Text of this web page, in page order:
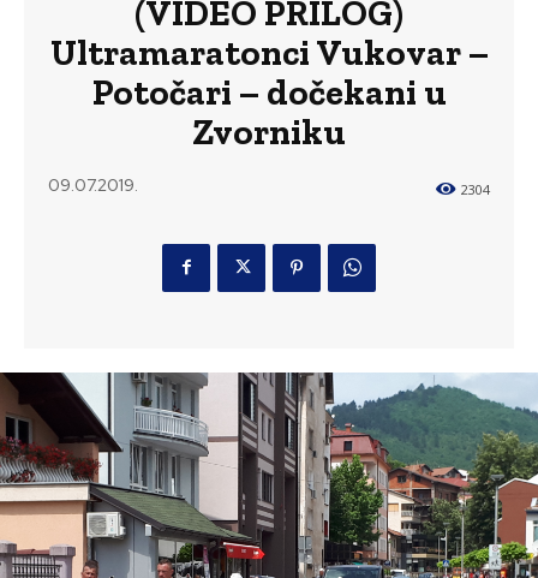
(VIDEO PRILOG)
Ultramaratonci Vukovar –
Potočari – dočekani u
Zvorniku
09.07.2019. 2304